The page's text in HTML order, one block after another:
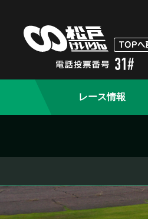
レース情報